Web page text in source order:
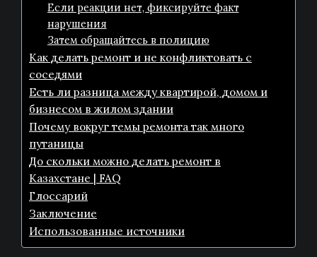
Если реакции нет, фиксируйте факт
нарушения
Затем обращайтесь в полицию
Как делать ремонт и не конфликтовать с
соседями
Есть ли разница между квартирой, домом и
бизнесом в жилом здании
Почему вокруг темы ремонта так много
путаницы
До скольки можно делать ремонт в
Казахстане | FAQ
Глоссарий
Заключение
Использованные источники